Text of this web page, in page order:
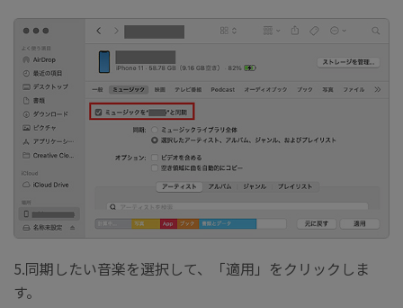
5.同期したい音楽を選択して、「適用」をクリックしま
す。